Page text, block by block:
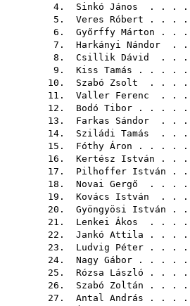
4. Sinkó János . . .
5. Veres Róbert . . .
6. Győrffy Márton . .
7. Harkányi Nándor .
8. Csillik Dávid . .
9. Kiss Tamás . . . .
10. Szabó Zsolt . . .
11. Valler Ferenc . .
12. Bodó Tibor . . . .
13. Farkas Sándor . .
14. Sziládi Tamás . .
15. Fóthy Áron . . . .
16. Kertész István . .
17. Pilhoffer István .
18. Novai Gergő . . .
19. Kovács István . .
20. Gyöngyösi István .
21. Lenkei Ákos . . .
22. Jankó Attila . . .
23. Ludvig Péter . . .
24. Nagy Gábor . . . .
25. Rózsa László . . .
26. Szabó Zoltán . . .
27. Antal András . . .